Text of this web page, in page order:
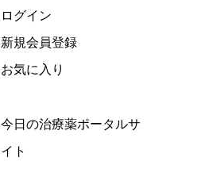
ログイン
新規会員登録
お気に入り
今日の治療薬ポータルサ
イト